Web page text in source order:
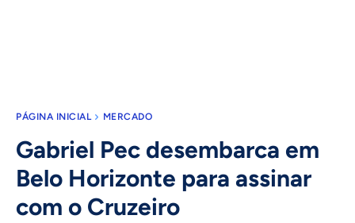
PÁGINA INICIAL MERCADO
Gabriel Pec desembarca em
Belo Horizonte para assinar
com o Cruzeiro